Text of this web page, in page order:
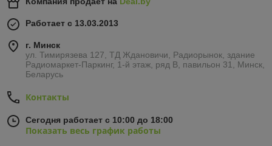
Работает с 13.03.2013
г. Минск
ул. Тимирязева 127, ТД Ждановичи, Радиорынок, здание
Радиомаркет-Паркинг, 1-й этаж, ряд В, павильон 31, Минск,
Беларусь
Контакты
Сегодня работает с 10:00 до 18:00
Показать весь график работы